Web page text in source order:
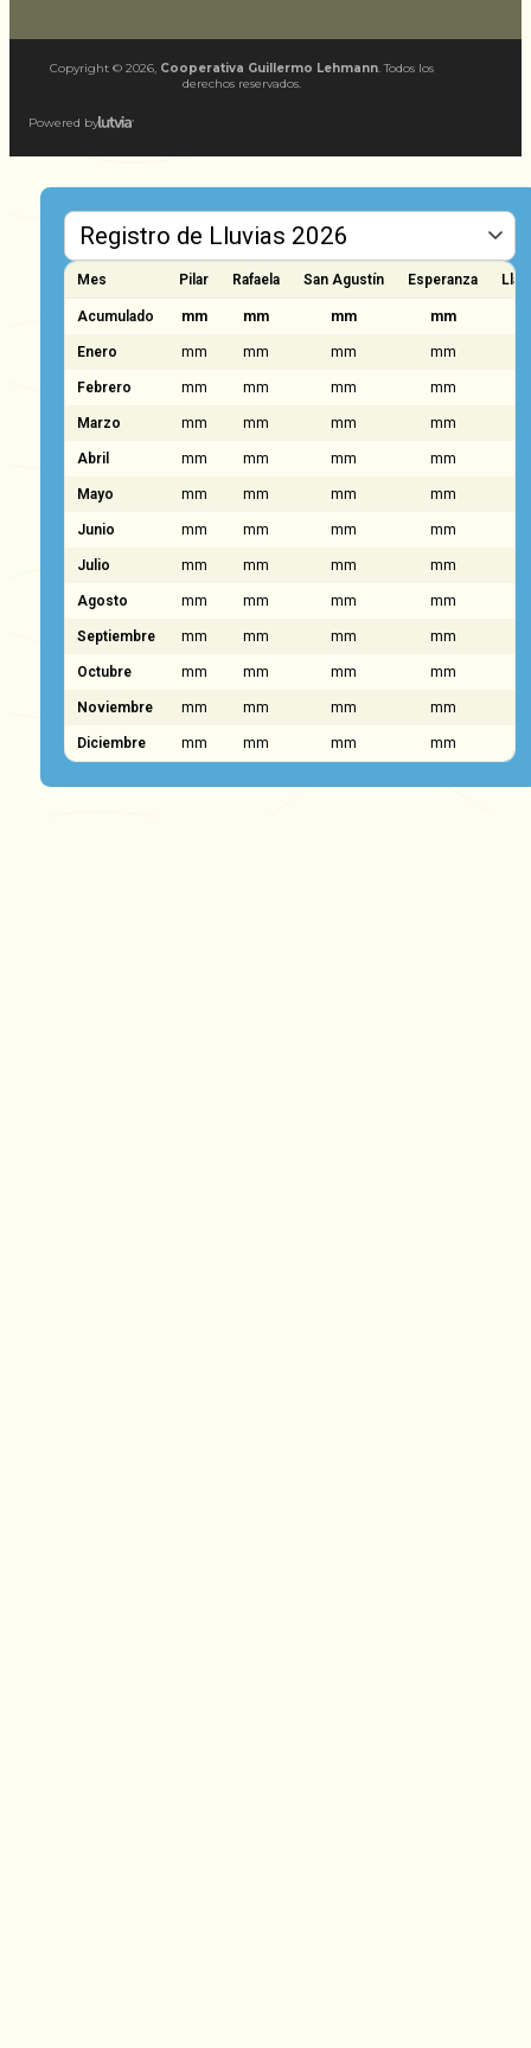
Copyright © 2026, Cooperativa Guillermo Lehmann. Todos los
derechos reservados.
Powered by
Mes Pilar Rafaela San Agustín Esperanza
Acumulado mm mm mm mm
Enero mm mm mm mm
Febrero mm mm mm mm
Marzo mm mm mm mm
Abril mm mm mm mm
Mayo mm mm mm mm
Junio mm mm mm mm
Julio mm mm mm mm
Agosto mm mm mm mm
Septiembre mm mm mm mm
Octubre mm mm mm mm
Noviembre mm mm mm mm
Diciembre mm mm mm mm